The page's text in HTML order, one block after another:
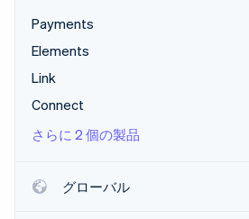
オンライン本人確認
Stripe Sessions 2026
こちらをご覧ください
Payments
Elements
Link
Connect
さらに 2 個の製品
グローバル